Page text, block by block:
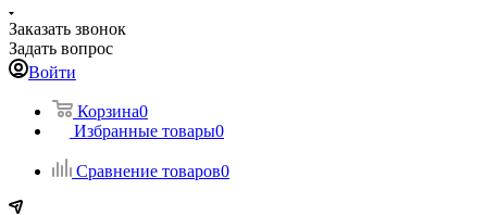
Заказать звонок
Задать вопрос
Войти
Корзина0
Избранные товары0
Сравнение товаров0